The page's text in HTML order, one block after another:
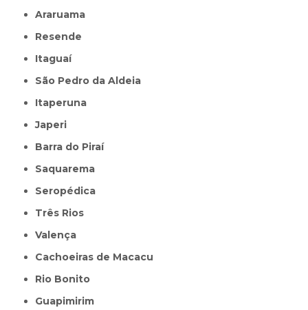
Araruama
Resende
Itaguaí
São Pedro da Aldeia
Itaperuna
Japeri
Barra do Piraí
Saquarema
Seropédica
Três Rios
Valença
Cachoeiras de Macacu
Rio Bonito
Guapimirim